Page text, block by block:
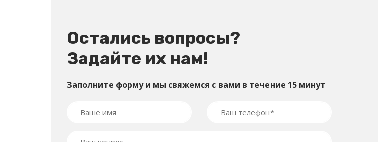
Остались вопросы?
Задайте их нам!
Заполните форму и мы свяжемся с вами в течение 15 минут